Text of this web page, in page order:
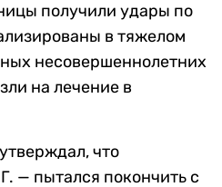
получили удары по
в тяжелом
несовершеннолетних
на лечение в
что
— пытался покончить с